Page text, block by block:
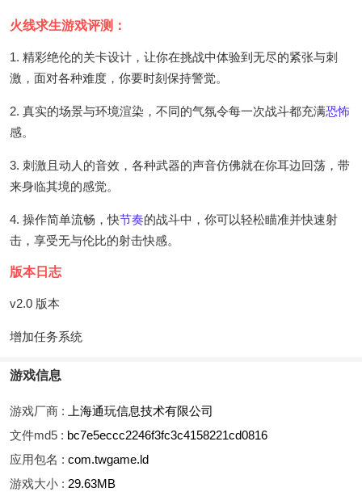
火线求生游戏评测：
1. 精彩绝伦的关卡设计，让你在挑战中体验到无尽的紧张与刺
激，面对各种难度，你要时刻保持警觉。
2. 真实的场景与环境渲染，不同的气氛令每一次战斗都充满恐怖
感。
3. 刺激且动人的音效，各种武器的声音仿佛就在你耳边回荡，带
来身临其境的感觉。
4. 操作简单流畅，快节奏的战斗中，你可以轻松瞄准并快速射
击，享受无与伦比的射击快感。
版本日志
v2.0 版本
增加任务系统
游戏信息
游戏厂商 :
上海通玩信息技术有限公司
文件md5 : bc7e5eccc2246f3fc3c4158221cd0816
应用包名 : com.twgame.ld
游戏大小 : 29.63MB